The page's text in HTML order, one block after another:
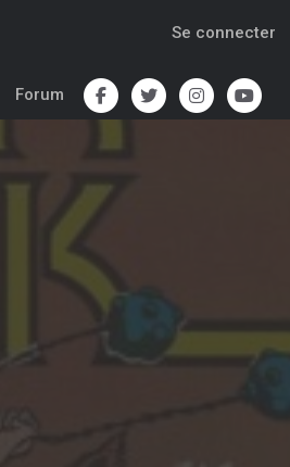
Se connecter
Forum